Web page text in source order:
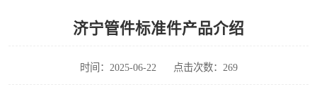
济宁管件标准件产品介绍
时间：2025-06-22 点击次数：269